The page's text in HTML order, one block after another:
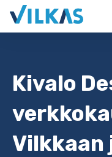
Kivalo
Vilkkaan